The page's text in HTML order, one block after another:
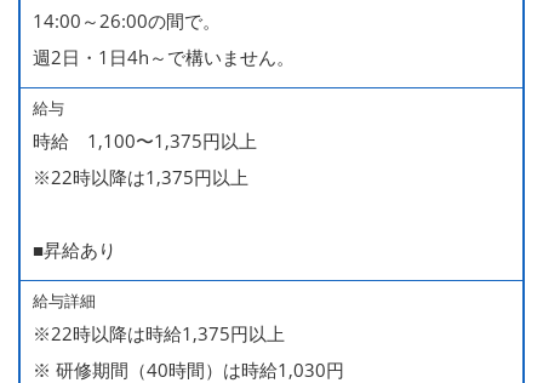
14:00～26:00の間で。
週2日・1日4h～で構いません。
給与
時給 1,100〜1,375円以上
※22時以降は1,375円以上
■昇給あり
給与詳細
※22時以降は時給1,375円以上
※ 研修期間（40時間）は時給1,030円